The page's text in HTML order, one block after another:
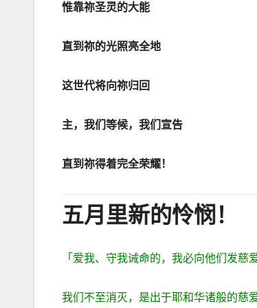
惟靠祢圣灵的大能
直到祢的光照亮全地
这世代将向祢归回
主，我们等候，我们宣告
直到祢得着完全荣耀！
五月里新的怜悯！
「爱我、守我诫命的，我必向他们发慈
我们不至消灭，是出于耶和华诸般的慈